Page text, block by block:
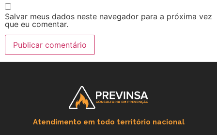
Salvar meus dados neste navegador para a próxima vez
que eu comentar.
Atendimento em todo território nacional